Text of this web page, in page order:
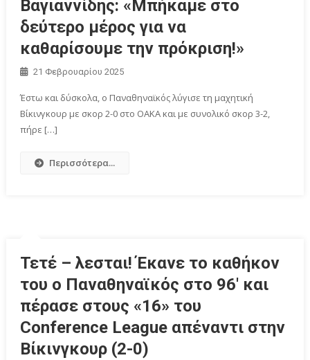
Βαγιαννίδης: «Μπήκαμε στο
δεύτερο μέρος για να
καθαρίσουμε την πρόκριση!»
21 Φεβρουαρίου 2025
Έστω και δύσκολα, ο Παναθηναϊκός λύγισε τη μαχητική
Βίκινγκουρ με σκορ 2-0 στο ΟΑΚΑ και με συνολικό σκορ 3-2,
πήρε […]
Περισσότερα...
Τετέ – λεσται! Έκανε το καθήκον
του ο Παναθηναϊκός στο 96′ και
πέρασε στους «16» του
Conference League απέναντι στην
Βίκινγκουρ (2-0)